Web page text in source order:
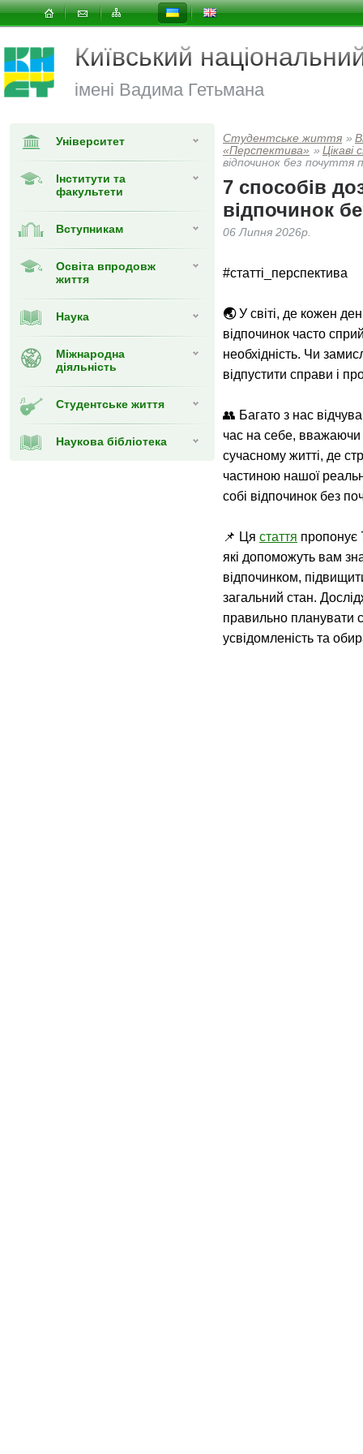
Київський
імені Вадима Гетьмана
Університет
Інститути та
факультети
Вступникам
Освіта впродовж
життя
Наука
Міжнародна
діяльність
Студентське життя
Наукова бібліотека
Студентське життя »
«Перспектива» » Цікаві
відпочинок без почуття
7 способів
відпочинок
06 Липня 2026р.
#статті_перспектива
🌏У світі, де кожен
відпочинок часто
необхідність. Чи
відпустити справи і
👥 Багато з нас
час на себе,
сучасному житті, де
частиною нашої
собі відпочинок без
📌 Ця стаття пропонує
які допоможуть вам
відпочинком,
загальний стан.
правильно планувати
усвідомленість та